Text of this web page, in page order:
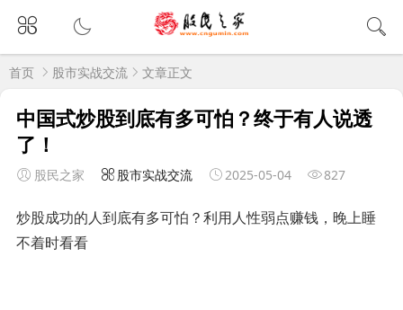
首页 股市实战交流 文章正文
中国式炒股到底有多可怕？终于有人说透
了！
股民之家 股市实战交流 2025-05-04 827
炒股成功的人到底有多可怕？利用人性弱点赚钱，晚上睡
不着时看看